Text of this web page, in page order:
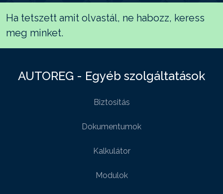
Ha tetszett amit olvastál, ne habozz, keress
meg minket.
AUTOREG - Egyéb szolgáltatások
Biztositás
Dokumentumok
Kalkulátor
Modulok